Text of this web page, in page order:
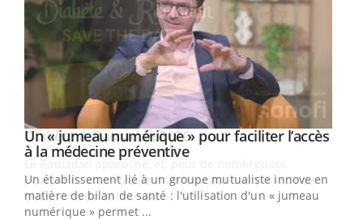
Youtube
Un « jumeau numérique » pour faciliter l’accès
à la médecine préventiveYoutube
Un établissement lié à un groupe mutualiste innove en
matière de bilan de santé : l'utilisation d'un « jumeau
numérique » permet ...